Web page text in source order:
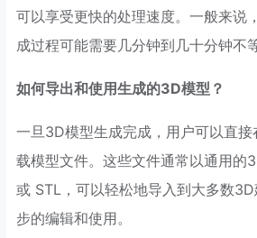
可以享受更快的处理速度。一般来说
成过程可能需要几分钟到几十分钟不等
如何导出和使用生成的3D模型？
一旦3D模型生成完成，用户可以直
载模型文件。这些文件通常以通用的
或 STL，可以轻松地导入到大多数
步的编辑和使用。